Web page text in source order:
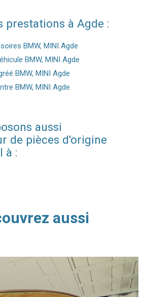
prestations à Agde :
BMW, MINI Agde
BMW, MINI Agde
BMW, MINI Agde
BMW, MINI Agde
aussi
de pièces d'origine
à :
aussi